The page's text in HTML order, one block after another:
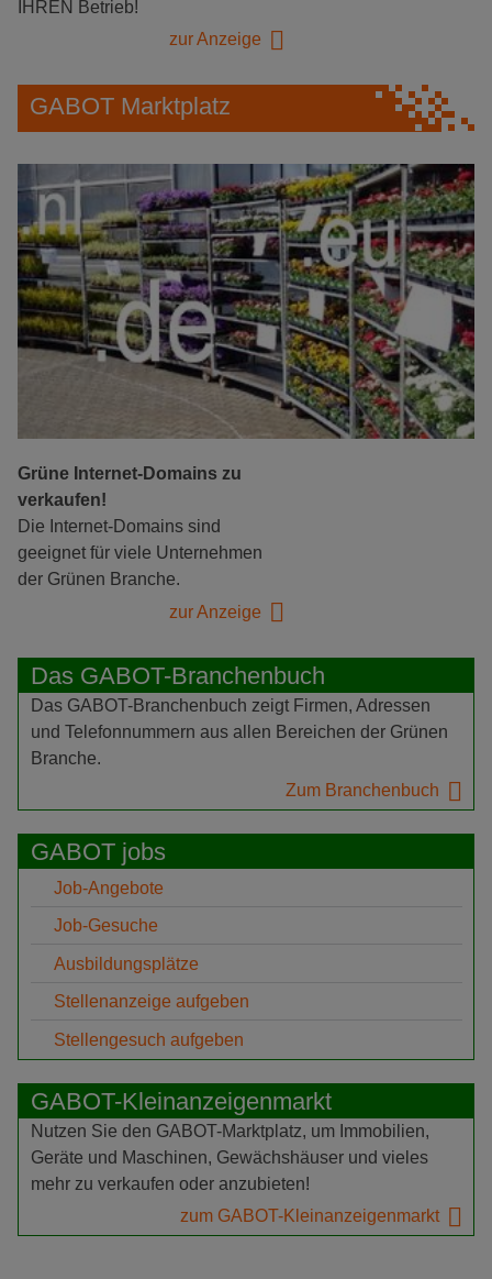
IHREN Betrieb!
zur Anzeige
GABOT Marktplatz
Grüne Internet-Domains zu
verkaufen!
Die Internet-Domains sind
geeignet für viele Unternehmen
der Grünen Branche.
zur Anzeige
Das GABOT-Branchenbuch
Das GABOT-Branchenbuch zeigt Firmen, Adressen
und Telefonnummern aus allen Bereichen der Grünen
Branche.
Zum Branchenbuch
GABOT jobs
Job-Angebote
Job-Gesuche
Ausbildungsplätze
Stellenanzeige aufgeben
Stellengesuch aufgeben
GABOT-Kleinanzeigenmarkt
Nutzen Sie den GABOT-Marktplatz, um Immobilien,
Geräte und Maschinen, Gewächshäuser und vieles
mehr zu verkaufen oder anzubieten!
zum GABOT-Kleinanzeigenmarkt